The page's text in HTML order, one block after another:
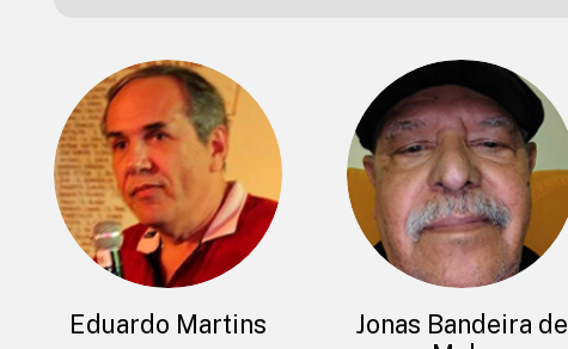
Eduardo Martins
Jonas Bandeira de